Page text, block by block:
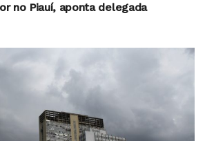
no Piauí, aponta delegada